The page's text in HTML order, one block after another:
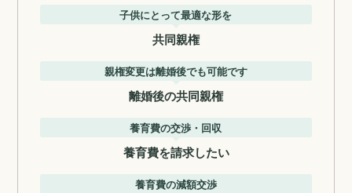
子供にとって最適な形を
共同親権
親権変更は離婚後でも可能です
離婚後の共同親権
養育費の交渉・回収
養育費を請求したい
養育費の減額交渉